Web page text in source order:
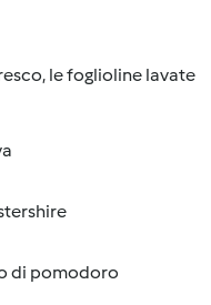
le foglioline lavate
di pomodoro